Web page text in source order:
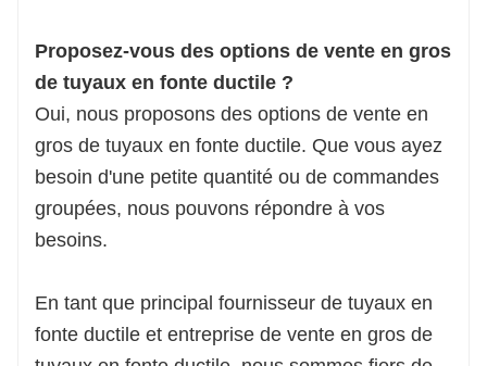
Proposez-vous des options de vente en gros
de tuyaux en fonte ductile ?
Oui, nous proposons des options de vente en
gros de tuyaux en fonte ductile. Que vous ayez
besoin d'une petite quantité ou de commandes
groupées, nous pouvons répondre à vos
besoins.
En tant que principal fournisseur de tuyaux en
fonte ductile et entreprise de vente en gros de